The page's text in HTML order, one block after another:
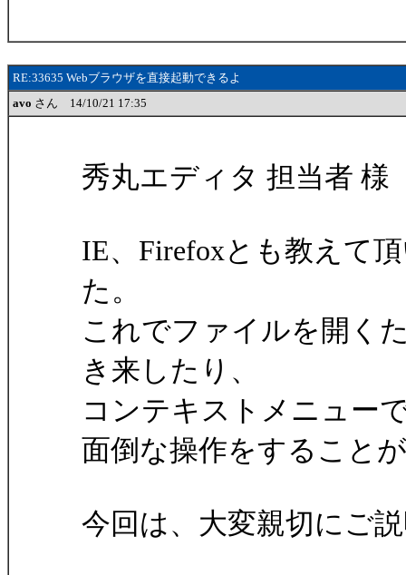
RE:33635 Webブラウザを直接起動できるよ
avo さん 14/10/21 17:35
秀丸エディタ 担当者 様
IE、Firefoxとも教えて
た。
これでファイルを開く
き来したり、
コンテキストメニュー
面倒な操作をすること
今回は、大変親切にご